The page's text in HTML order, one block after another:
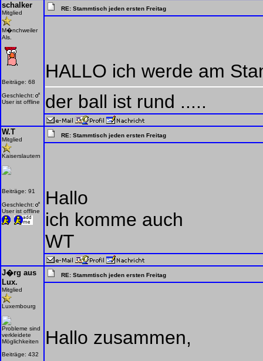
schalker
Mitglied
M�nchweiler
Als.
Beiträge: 68
Geschlecht:
User ist offline
RE: Stammtisch jeden ersten Freitag
HALLO ich werde am
der ball ist rund .....
W.T
Mitglied
Kaiserslautern
Beiträge: 91
Geschlecht:
User ist offline
RE: Stammtisch jeden ersten Freitag
Hallo
ich komme auch
WT
J�rg aus
Lux.
Mitglied
Luxembourg
Probleme sind
verkleidete
Möglichkeiten
Beiträge: 432
RE: Stammtisch jeden ersten Freitag
Hallo zusammen,